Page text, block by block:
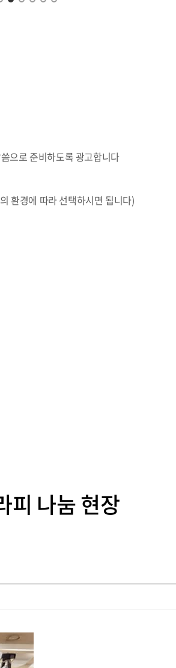
으로 준비하도록 광고합니다
환경에 따라 선택하시면 됩니다)
피 나눔 현장